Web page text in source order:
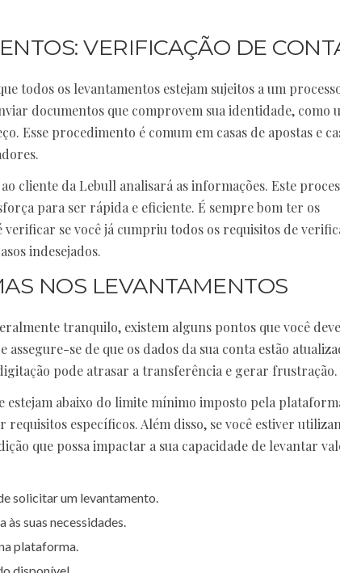
VERIFICAÇÃO DE
todos os levantamentos estejam sujeitos a um
documentos que comprovem sua identidade, como
Esse procedimento é comum em casas de apostas e
cliente da Lebull analisará as informações. Este
para ser rápida e eficiente. É sempre bom ter os
se você já cumpriu todos os requisitos de
indesejados.
NOS LEVANTAMENTOS
tranquilo, existem alguns pontos que você deve
se de que os dados da sua conta estão
pode atrasar a transferência e gerar frustração.
abaixo do limite mínimo imposto pela
específicos. Além disso, se você estiver
que possa impactar a sua capacidade de levantar
solicitar um levantamento.
suas necessidades.
plataforma.